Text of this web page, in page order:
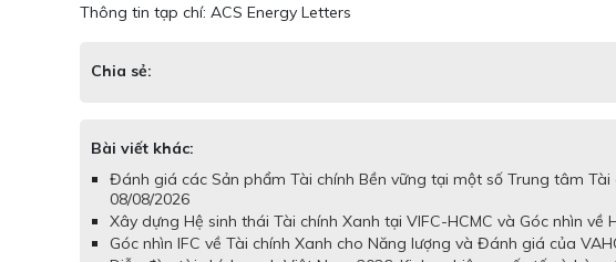
Thông tin tạp chí: ACS Energy Letters
Chia sẻ:
Bài viết khác:
Đánh giá các Sản phẩm Tài chính Bền vững tại một số Trung tâm
08/08/2026
Xây dựng Hệ sinh thái Tài chính Xanh tại VIFC-HCMC và Góc nhìn về
Góc nhìn IFC về Tài chính Xanh cho Năng lượng và Đánh giá của